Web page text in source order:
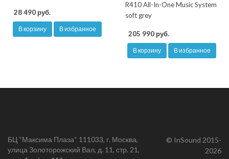
28 490 руб.
В корзину В избранное
R410 All-In-One Music System
soft grey
205 990 руб.
В корзину В избранное
БЦ “Максима Плаза“ 111033, г. Москва,
улица Золоторожский Вал, д. 11, стр. 21,
© InSound 2015-
2026